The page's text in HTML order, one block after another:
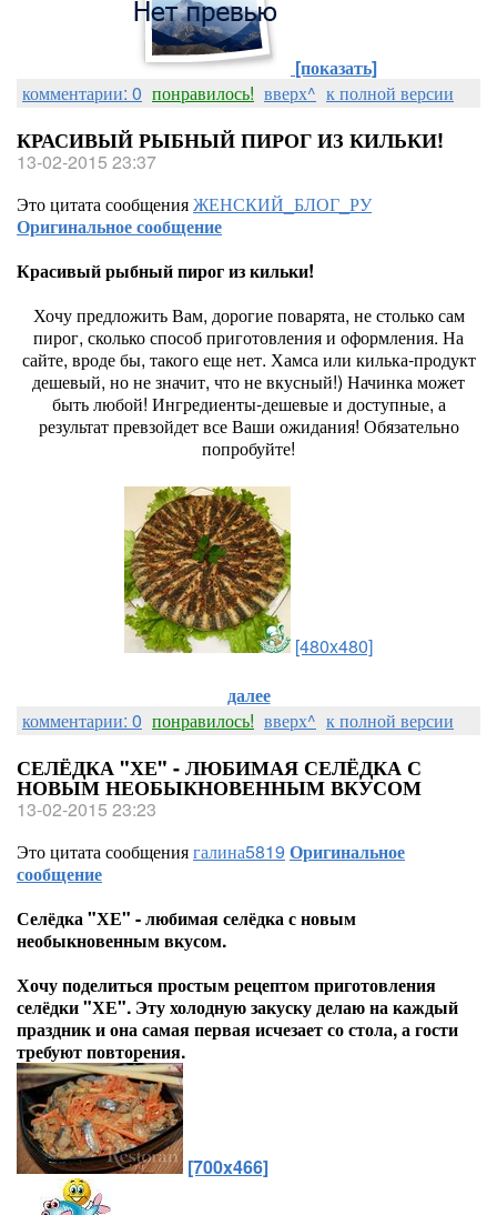
[показать]
комментарии: 0 понравилось! вверх^ к полной версии
КРАСИВЫЙ РЫБНЫЙ ПИРОГ ИЗ КИЛЬКИ!
13-02-2015 23:37
Это цитата сообщенияЖЕНСКИЙ_БЛОГ_РУ
Оригинальное сообщение
Красивый рыбный пирог из кильки!
Хочу предложить Вам, дорогие поварята, не столько сам
пирог, сколько способ приготовления и оформления. На
сайте, вроде бы, такого еще нет. Хамса или килька-продукт
дешевый, но не значит, что не вкусный!) Начинка может
быть любой! Ингредиенты-дешевые и доступные, а
результат превзойдет все Ваши ожидания! Обязательно
попробуйте!
[480x480]
далее
комментарии: 0 понравилось! вверх^ к полной версии
СЕЛЁДКА "ХЕ" - ЛЮБИМАЯ СЕЛЁДКА С
НОВЫМ НЕОБЫКНОВЕННЫМ ВКУСОМ
13-02-2015 23:23
Это цитата сообщениягалина5819 Оригинальное
сообщение
Селёдка "ХЕ" - любимая селёдка с новым
необыкновенным вкусом.
Хочу поделиться простым рецептом приготовления
селёдки "ХЕ". Эту холодную закуску делаю на каждый
праздник и она самая первая исчезает со стола, а гости
требуют повторения.
[700x466]